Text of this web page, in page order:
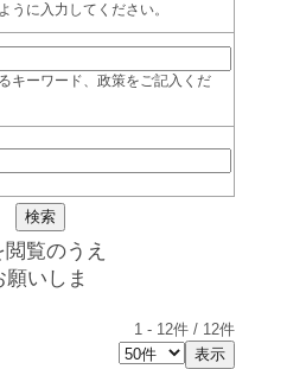
に入力してください。
キーワード、政策をご記入くだ
閲覧のうえ
いしま
1 - 12件 / 12件